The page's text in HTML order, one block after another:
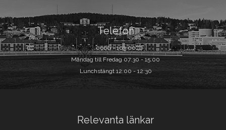
Telefon
0660 - 103 00
Måndag till Fredag 07:30 - 15:00
Lunchstängt 12:00 - 12:30
Relevanta länkar